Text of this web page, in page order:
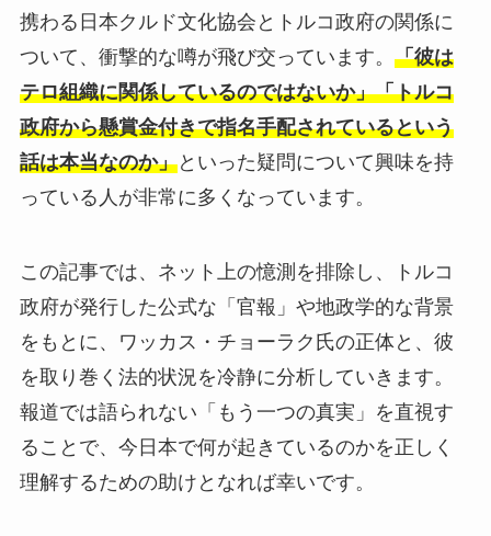
携わる日本クルド文化協会とトルコ政府の関係に
ついて、衝撃的な噂が飛び交っています。 「彼は
テロ組織に関係しているのではないか」「トルコ
政府から懸賞金付きで指名手配されているという
話は本当なのか」といった疑問について興味を持
っている人が非常に多くなっています。
この記事では、ネット上の憶測を排除し、トルコ
政府が発行した公式な「官報」や地政学的な背景
をもとに、ワッカス・チョーラク氏の正体と、彼
を取り巻く法的状況を冷静に分析していきます。
報道では語られない「もう一つの真実」を直視す
ることで、今日本で何が起きているのかを正しく
理解するための助けとなれば幸いです。